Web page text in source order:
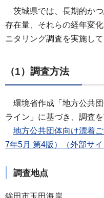
茨城県では、長期的か
存在量、それらの経年変
ニタリング調査を実施して
（1）調査方法
環境省作成「地方公共
ライン」に基づき、調査を
地方公共団体向け漂着
7年5月 第4版）（外部サイ
調査地点